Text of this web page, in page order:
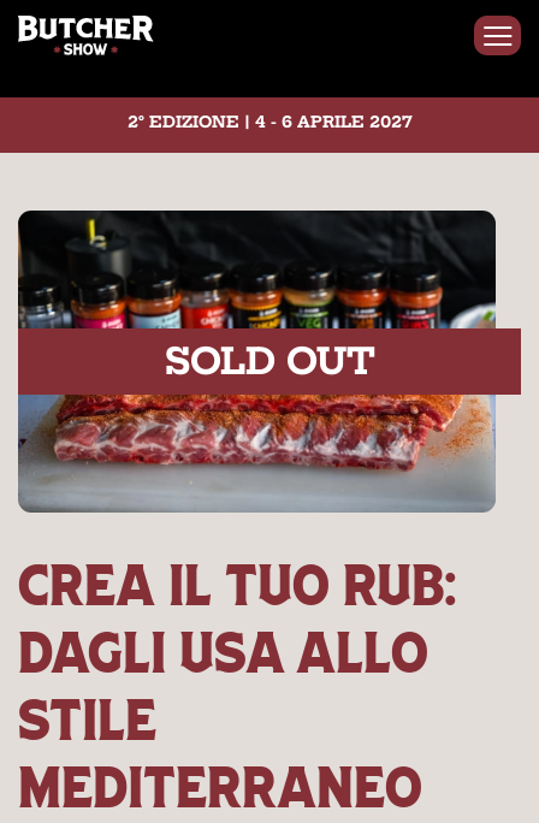
2° EDIZIONE | 4 - 6 APRILE 2027
SOLD OUT
CREA IL TUO RUB:
DAGLI USA ALLO
STILE
MEDITERRANEO